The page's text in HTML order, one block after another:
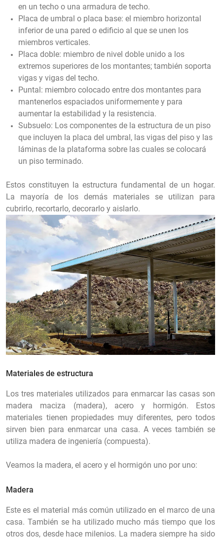
en un techo o una armadura de techo.
Placa de umbral o placa base: el miembro horizontal
inferior de una pared o edificio al que se unen los
miembros verticales.
Placa doble: miembro de nivel doble unido a los
extremos superiores de los montantes; también soporta
vigas y vigas del techo.
Puntal: miembro colocado entre dos montantes para
mantenerlos espaciados uniformemente y para
aumentar la estabilidad y la resistencia.
Subsuelo: Los componentes de la estructura de un piso
que incluyen la placa del umbral, las vigas del piso y las
láminas de la plataforma sobre las cuales se colocará
un piso terminado.
Estos constituyen la estructura fundamental de un hogar.
La mayoría de los demás materiales se utilizan para
cubrirlo, recortarlo, decorarlo y aislarlo.
Materiales de estructura
Los tres materiales utilizados para enmarcar las casas son
madera maciza (madera), acero y hormigón. Estos
materiales tienen propiedades muy diferentes, pero todos
sirven bien para enmarcar una casa. A veces también se
utiliza madera de ingeniería (compuesta).
Veamos la madera, el acero y el hormigón uno por uno:
Madera
Este es el material más común utilizado en el marco de una
casa. También se ha utilizado mucho más tiempo que los
otros dos, desde hace milenios. La madera siempre ha sido